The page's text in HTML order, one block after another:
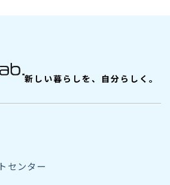
新しい暮らしを、自分らしく。
センター